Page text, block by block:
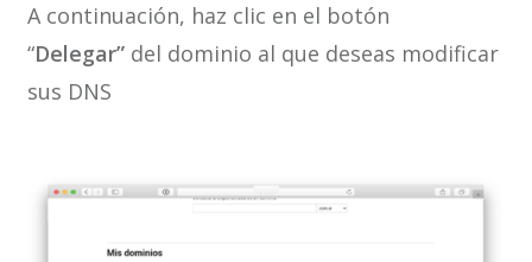
A continuación, haz clic en el botón
“Delegar”del dominio al que deseas modificar
sus DNS